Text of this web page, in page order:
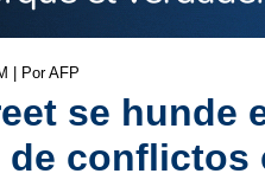
| Por AFP
se hunde
de conflictos